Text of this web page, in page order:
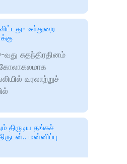
உள்துறை
வது சுதந்திரதினம்
வரலாற்றுச்
திருடிய தங்கச்
மன்னிப்பு